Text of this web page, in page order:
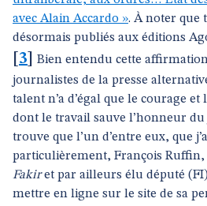
avec Alain Accardo ». À noter que
désormais publiés aux éditions
3
Bien entendu cette
journalistes de la presse
talent n’a d’égal que le courage
dont le travail sauve l’honneur
trouve que l’un d’entre eux, que
particulièrement, François
Fakiret par ailleurs élu député
mettre en ligne sur le site de sa